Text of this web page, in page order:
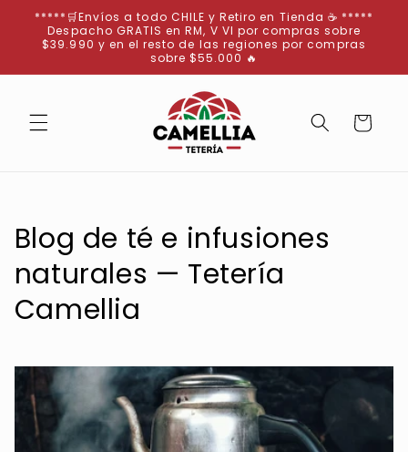
directamente
al contenido
*****🛒Envíos a todo CHILE y Retiro en Tienda ☕ *****
Despacho GRATIS en RM, V VI por compras sobre
$39.990 y en el resto de las regiones por compras
sobre $55.000 🔥
Carrito
Blog de té e infusiones
naturales — Tetería
Camellia